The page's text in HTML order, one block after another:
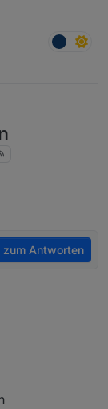
zum Antworten
kann.
eingetragen ist.